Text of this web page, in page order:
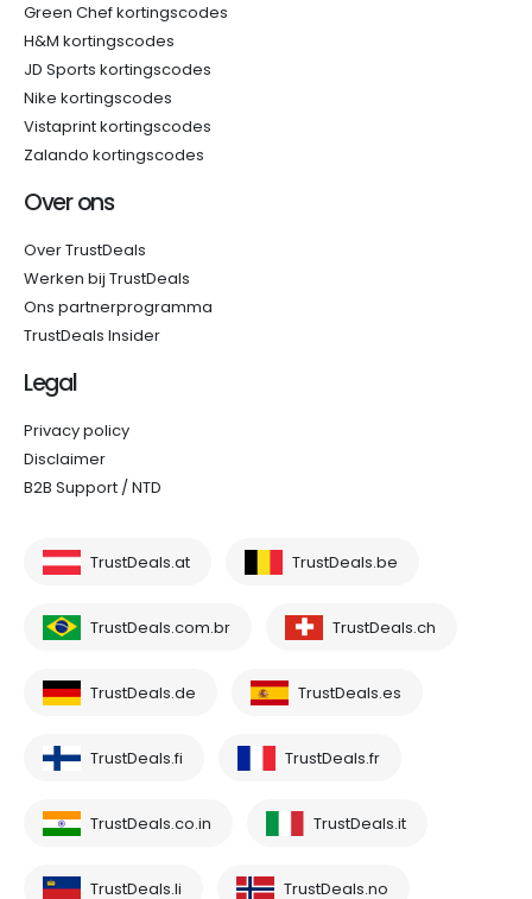
Green Chef kortingscodes
H&M kortingscodes
JD Sports kortingscodes
Nike kortingscodes
Vistaprint kortingscodes
Zalando kortingscodes
Over ons
Over TrustDeals
Werken bij TrustDeals
Ons partnerprogramma
TrustDeals Insider
Legal
Privacy policy
Disclaimer
B2B Support / NTD
TrustDeals.at TrustDeals.be
TrustDeals.com.br TrustDeals.ch
TrustDeals.de TrustDeals.es
TrustDeals.fi TrustDeals.fr
TrustDeals.co.in TrustDeals.it
TrustDeals.li TrustDeals.no